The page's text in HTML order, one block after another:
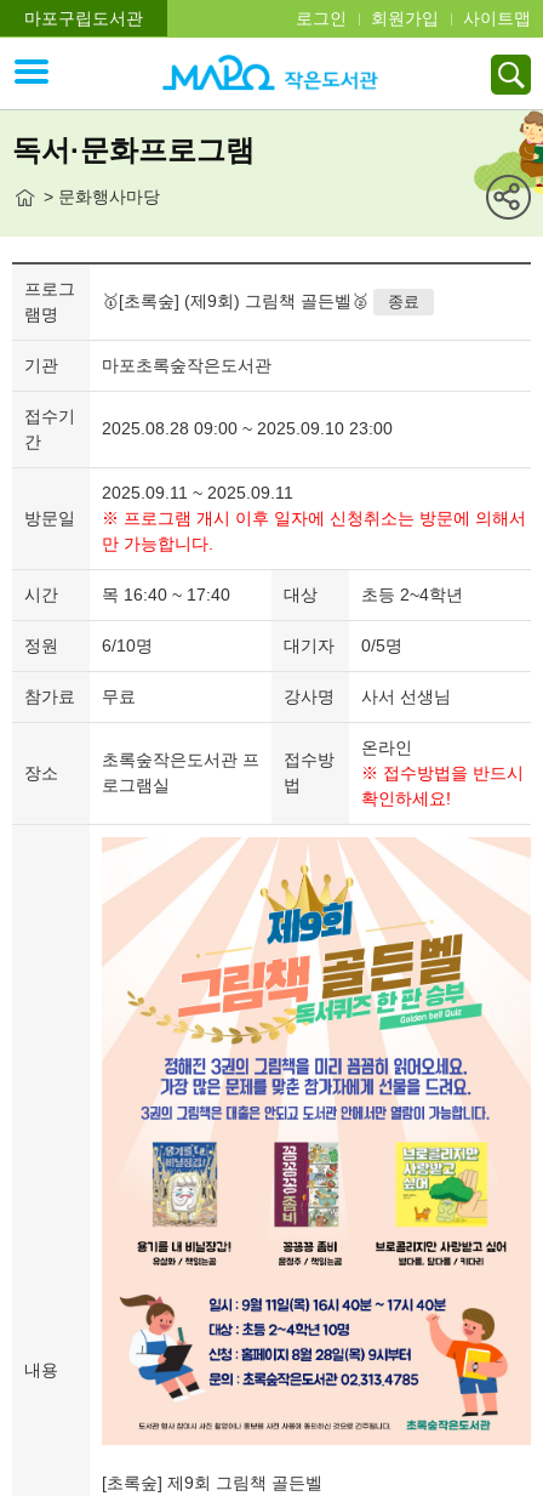
마포구립도서관 로그인 회원가입 사이트맵
독서·문화프로그램
> 문화행사마당
프로그
램명
🥇[초록숲] (제9회) 그림책 골든벨🥈 종료
기관 마포초록숲작은도서관
접수기
간
2025.08.28 09:00 ~ 2025.09.10 23:00
방문일
2025.09.11 ~ 2025.09.11
※ 프로그램 개시 이후 일자에 신청취소는 방문에 의해서
만 가능합니다.
시간 목 16:40 ~ 17:40 대상 초등 2~4학년
정원 6/10명 대기자 0/5명
참가료 무료 강사명 사서 선생님
장소
초록숲작은도서관 프
로그램실
접수방
법
온라인
※ 접수방법을 반드시
확인하세요!
내용
[초록숲] 제9회 그림책 골든벨